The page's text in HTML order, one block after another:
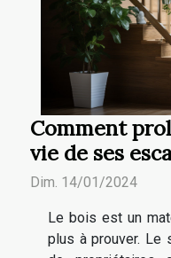
Comment
vie de ses
Dim. 14/01/2024
Le bois est un
plus à prouver. Le